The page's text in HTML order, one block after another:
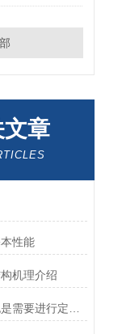
章
性能
机理介绍